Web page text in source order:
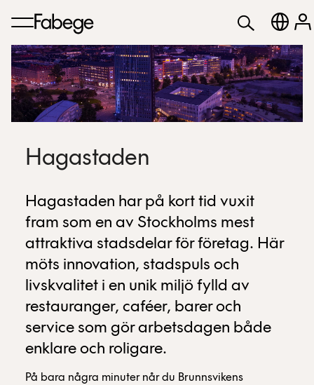
Hagastaden
Hagastaden har på kort tid vuxit
fram som en av Stockholms mest
attraktiva stadsdelar för företag. Här
möts innovation, stadspuls och
livskvalitet i en unik miljö fylld av
restauranger, caféer, barer och
service som gör arbetsdagen både
enklare och roligare.
På bara några minuter når du Brunnsvikens